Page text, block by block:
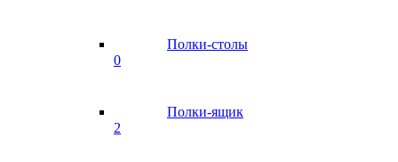
Полки-столы
0
Полки-ящик
2